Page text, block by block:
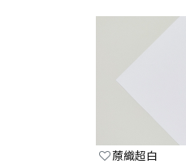
蒝織超白